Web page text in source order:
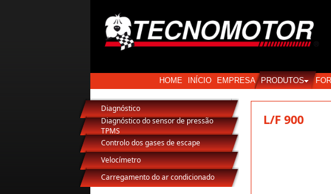
HOME INÍCIO EMPRESA PRODUTOS
Diagnóstico
Diagnóstico do sensor de pressão
TPMS
Controlo dos gases de escape
Velocímetro
Carregamento do ar condicionado
L/F 900